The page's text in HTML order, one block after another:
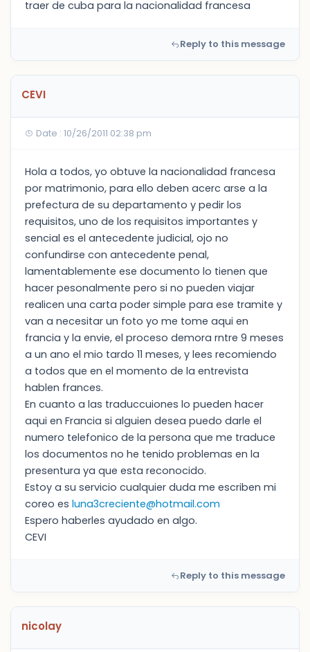
traer de cuba para la nacionalidad francesa
Reply to this message
CEVI
Date : 10/26/2011 02:38 pm
Hola a todos, yo obtuve la nacionalidad francesa
por matrimonio, para ello deben acerc arse a la
prefectura de su departamento y pedir los
requisitos, uno de los requisitos importantes y
sencial es el antecedente judicial, ojo no
confundirse con antecedente penal,
lamentablemente ese documento lo tienen que
hacer pesonalmente pero si no pueden viajar
realicen una carta poder simple para ese tramite y
van a necesitar un foto yo me tome aqui en
francia y la envie, el proceso demora rntre 9 meses
a un ano el mio tardo 11 meses, y lees recomiendo
a todos que en el momento de la entrevista
hablen frances.
En cuanto a las traduccuiones lo pueden hacer
aqui en Francia si alguien desea puedo darle el
numero telefonico de la persona que me traduce
los documentos no he tenido problemas en la
presentura ya que esta reconocido.
Estoy a su servicio cualquier duda me escriben mi
coreo es luna3creciente@hotmail.com
Espero haberles ayudado en algo.
CEVI
Reply to this message
nicolay